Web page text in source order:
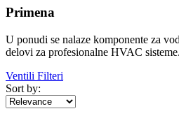
Primena
U ponudi se nalaze komponente za
delovi za profesionalne HVAC sisteme.
Ventili Filteri
Sort by: